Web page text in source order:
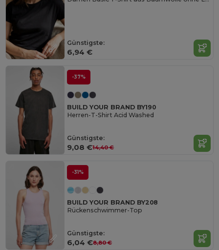
Günstigste:
6,94 €
-37%
BUILD YOUR BRAND BY190
Herren-T-Shirt Acid Washed
Günstigste:
9,08 €14,40 €
-31%
BUILD YOUR BRAND BY208
Rückenschwimmer-Top
Günstigste:
6,04 €8,80 €